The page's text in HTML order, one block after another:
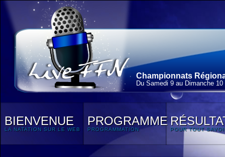
Championnats
Du Samedi 9 au Dimanche
BIENVENUE
LA NATATION SUR LE WEB
PROGRAMME
PROGRAMMATION POUR TOUT